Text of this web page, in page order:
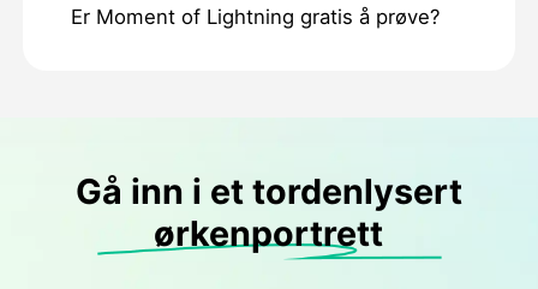
Er Moment of Lightning gratis å prøve?
Gå inn i et tordenlysert
ørkenportrett